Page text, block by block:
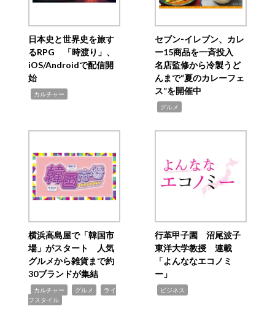
日本史と世界史を旅す
るRPG 「時渡り」、
iOS/Androidで配信開
始
カルチャー
セブン‐イレブン、カレ
ー15商品を一斉投入
名店監修から冷製うど
んまで“夏のカレーフェ
ス”を開催中
グルメ
横浜高島屋で「韓国市
場」がスタート 人気
グルメから雑貨まで約
30ブランドが集結
カルチャー グルメ
ライ
フスタイル
行革甲子園 沼尾波子
東洋大学教授 連載
「よんななエコノミ
ー」
ビジネス